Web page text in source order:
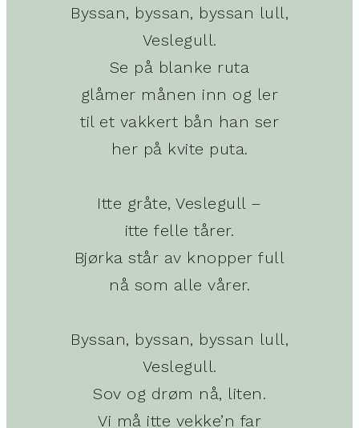
Byssan, byssan, byssan lull,
Veslegull.
Se på blanke ruta
glåmer månen inn og ler
til et vakkert bån han ser
her på kvite puta.
Itte gråte, Veslegull –
itte felle tårer.
Bjørka står av knopper full
nå som alle vårer.
Byssan, byssan, byssan lull,
Veslegull.
Sov og drøm nå, liten.
Vi må itte vekke’n far